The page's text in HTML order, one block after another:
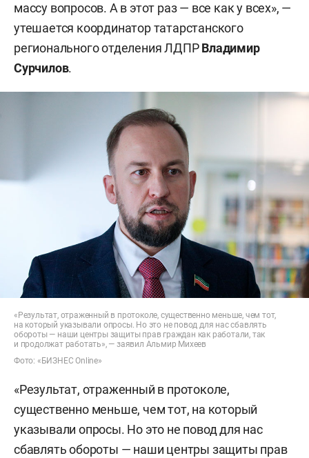
массу вопросов. А в этот раз — все как у всех», —
утешается координатор татарстанского
регионального отделения ЛДПРВладимир
Сурчилов.
«Результат, отраженный в протоколе, существенно меньше, чем тот,
на который указывали опросы. Но это не повод для нас сбавлять
обороты — наши центры защиты прав граждан как работали, так
и продолжат работать», — заявил Альмир Михеев
Фото: «БИЗНЕС Online»
«Результат, отраженный в протоколе,
существенно меньше, чем тот, на который
указывали опросы. Но это не повод для нас
сбавлять обороты — наши центры защиты прав